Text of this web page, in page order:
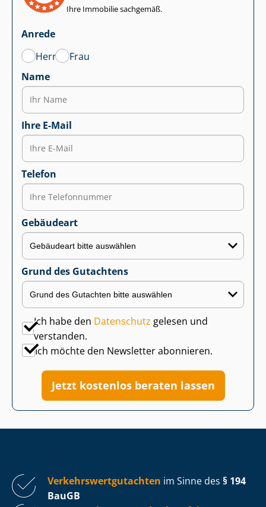
Ihre Immobilie sachgemäß.
Anrede
Herr
Frau
Name
Ihre E-Mail
Telefon
Gebäudeart
Grund des Gutachtens
Ich habe den Datenschutz gelesen und
verstanden.
Ich möchte den Newsletter abonnieren.
Jetzt kostenlos beraten lassen
Ver­kehrs­wert­gut­ach­ten im Sinne des § 194
BauGB